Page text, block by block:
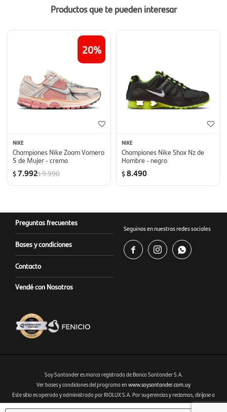
Productos que te pueden interesar
20
NIKE
Championes Nike Zoom Vomero
5 de Mujer - crema
$7.992$9.990
NIKE
Championes Nike Shox Nz de
Hombre - negro
$8.490
Preguntas frecuentes
Bases y condiciones
Contacto
Vendé con Nosotros
Seguinos en nuestras redes sociales
  
Fenicio eCommerce Uruguay
Soy Santander es marca registrada de Banco Santander S.A.
Ver bases y condiciones del programa en www.soysantander.com.uy
Este sitio es operado y administrado por RIOLUX S.A. Por sugerencias y reclamos, diríjase a
soporte.tienda@soysantander.com.uyo al WhatsApp 099 306 165.